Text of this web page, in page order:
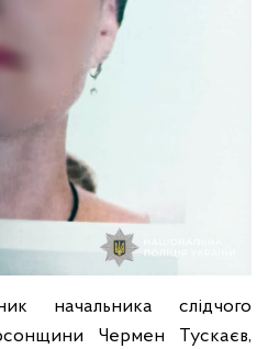
начальника слідчого
Чермен Тускаєв,